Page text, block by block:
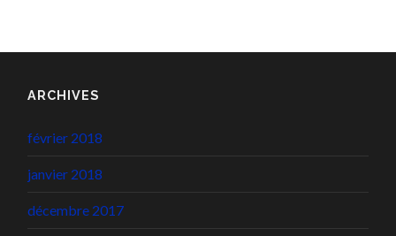
ARCHIVES
février 2018
janvier 2018
décembre 2017